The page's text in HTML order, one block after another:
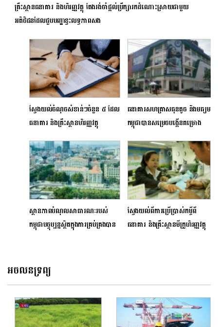
គ្រឹះស្ថានធនាគារ និងហិរញ្ញវត្ថុ តែងរង់ចាំផ្តល់ប្រឹក្សារកដំណោះស្រាយជាមួយ
អតិថិជនដែលជួបបញ្ហាខ្វះលទ្ធភាពសង
ស្វែងយល់ចំណុចសំខាន់ៗចំនួន ៥ ដែល
ធនាគារ និងគ្រឹះស្ថានហិរញ្ញវត្ថុ
អតិថិជន
ធនាគារសហគ្រាសធុនតូច និងមធ្យម
កម្ពុជាបានសម្រេចបង្កើនគម្រោង
ទៀត
ស្ថានភាពបំណុលសាធារណៈរបស់
កម្ពុជាបច្ចុប្បន្នស្ថិតក្នុងការគ្រប់គ្រងបាន
ស្វែងយល់ពីការប្រើប្រាស់កម្ចីពី
ធនាគារ និងគ្រឹះស្ថានមីក្រូហិរញ្ញវត្ថុ
អចលនទ្រព្យ